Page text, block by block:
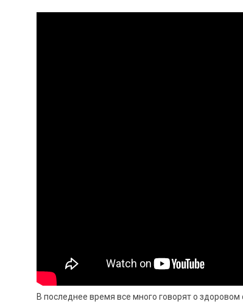
В последнее время все много говорят о